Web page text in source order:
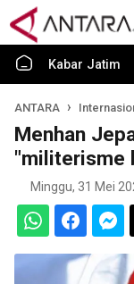
Kabar Jatim
ANTARA
Menhan
"militerisme
Minggu, 31 Mei